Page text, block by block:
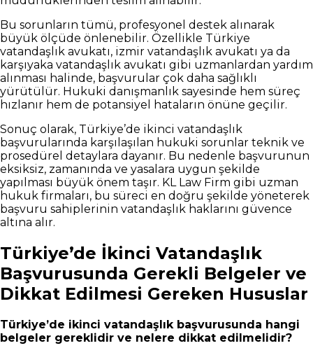
Bu sorunların tümü, profesyonel destek alınarak
büyük ölçüde önlenebilir. Özellikle Türkiye
vatandaşlık avukatı, izmir vatandaşlık avukatı ya da
karşıyaka vatandaşlık avukatı gibi uzmanlardan yardım
alınması halinde, başvurular çok daha sağlıklı
yürütülür. Hukuki danışmanlık sayesinde hem süreç
hızlanır hem de potansiyel hataların önüne geçilir.
Sonuç olarak, Türkiye’de ikinci vatandaşlık
başvurularında karşılaşılan hukuki sorunlar teknik ve
prosedürel detaylara dayanır. Bu nedenle başvurunun
eksiksiz, zamanında ve yasalara uygun şekilde
yapılması büyük önem taşır. KL Law Firm gibi uzman
hukuk firmaları, bu süreci en doğru şekilde yöneterek
başvuru sahiplerinin vatandaşlık haklarını güvence
altına alır.
Türkiye’de İkinci Vatandaşlık
Başvurusunda Gerekli Belgeler ve
Dikkat Edilmesi Gereken Hususlar
Türkiye’de ikinci vatandaşlık başvurusunda hangi
belgeler gereklidir ve nelere dikkat edilmelidir?